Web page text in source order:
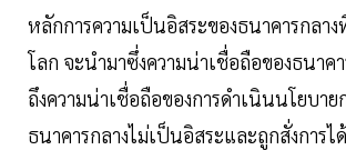
หลักการความเป็นอิสระของธนาคารกลา
โลก จะนำมาซึ่งความน่าเชื่อถือของธนาค
ถึงความน่าเชื่อถือของการดำเนินนโยบาย
ธนาคารกลางไม่เป็นอิสระและถูกสั่งการไ